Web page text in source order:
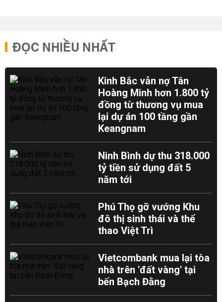
ĐỌC NHIỀU NHẤT
Kinh Bắc vẫn nợ Tân
Hoàng Minh hơn 1.800 tỷ
đồng từ thương vụ mua
lại dự án 100 tầng gần
Keangnam
Ninh Bình dự thu 318.000
tỷ tiền sử dụng đất 5
năm tới
Phú Thọ gỡ vướng Khu
đô thị sinh thái và thể
thao Việt Trì
Vietcombank mua lại tòa
nhà trên 'đất vàng' tại
bến Bạch Đằng